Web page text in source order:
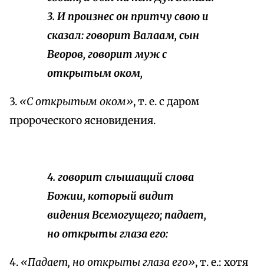
3. И произнес он притчу свою и
сказал: говорит Валаам, сын
Веоров, говорит муж с
открытым оком,
3. «С открытым оком», т. е. с даром
пророческого ясновидения.
4. говорит слышащий слова
Божии, который видит
видения Всемогущего; падает,
но открыты глаза его:
4. «Падает, но открыты глаза его», т. е.: хотя